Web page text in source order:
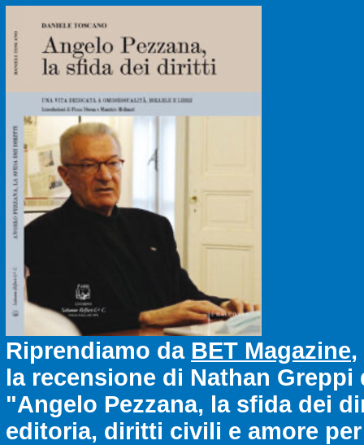
Riprendiamo da BET Magazine
la recensione di Nathan
"Angelo Pezzana, la sfida dei
editoria, diritti civili e amore